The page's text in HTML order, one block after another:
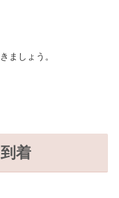
ましょう。
着